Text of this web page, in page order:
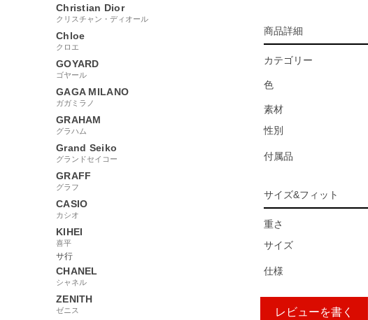
Christian Dior
クリスチャン・ディオール
Chloe
クロエ
GOYARD
ゴヤール
GAGA MILANO
ガガミラノ
GRAHAM
グラハム
Grand Seiko
グランドセイコー
GRAFF
グラフ
CASIO
カシオ
KIHEI
喜平
サ行
CHANEL
シャネル
ZENITH
ゼニス
商品詳細
カテゴリー
色
素材
性別
付属品
サイズ&フィット
重さ
サイズ
仕様
レビューを書く